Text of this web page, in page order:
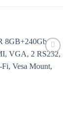
wishlist